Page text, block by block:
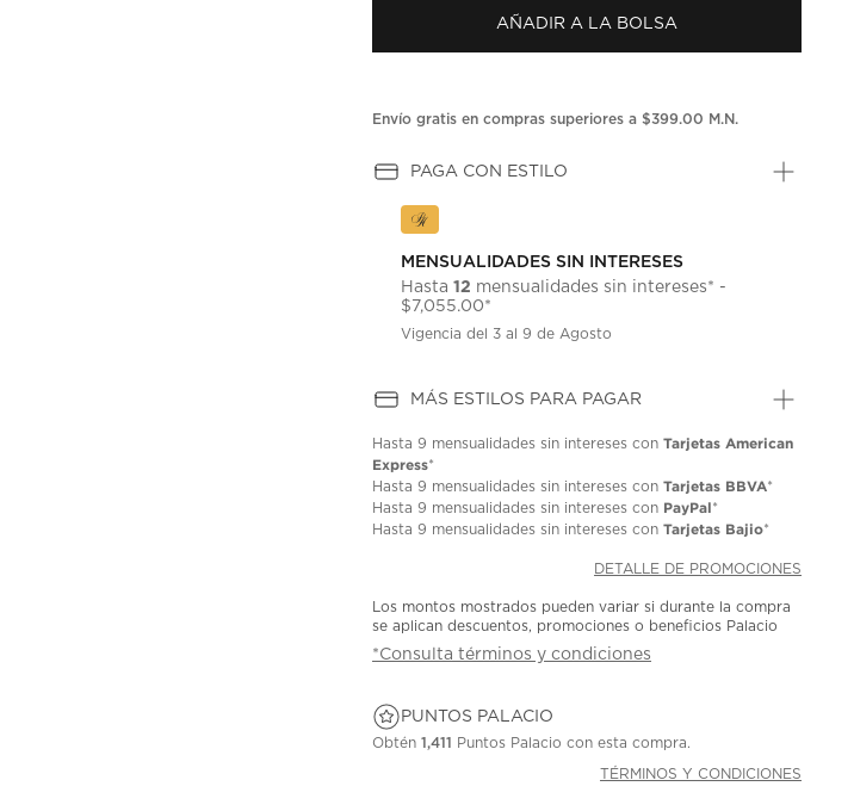
AÑADIR A LA BOLSA
Envío gratis en compras superiores a $399.00 M.N.
PAGA CON ESTILO
MENSUALIDADES SIN INTERESES
Hasta12 mensualidades sin intereses* -
$7,055.00*
Vigencia del 3 al 9 de Agosto
MÁS ESTILOS PARA PAGAR
Hasta9 mensualidades sin intereses conTarjetas American
Express*
Hasta9 mensualidades sin intereses conTarjetas BBVA*
Hasta9 mensualidades sin intereses con PayPal*
Hasta9 mensualidades sin intereses conTarjetas Bajio*
DETALLE DE PROMOCIONES
Los montos mostrados pueden variar si durante la compra
se aplican descuentos, promociones o beneficios Palacio
*Consulta términos y condiciones
PUNTOS PALACIO
Obtén1,411 Puntos Palacio con esta compra.
TÉRMINOS Y CONDICIONES